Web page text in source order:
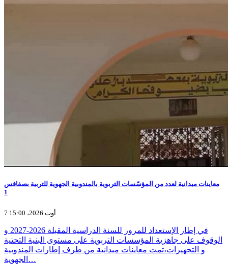
معاينات ميدانية لعدد من المؤسّسات التربوية بالمندوبية الجهوية للتربية بصفاقس
1
7 أوت 2026، 15:00
في إطار الإستعداد للمرور للسنة الدراسية المقبلة 2026-2027 و
الوقوف على جاهزية المؤسسات التربوية على مستوى البنية التحتية
و التجهيزات،تمت معاينات ميدانية من طرف إطارات المندوبية
الجهوية…